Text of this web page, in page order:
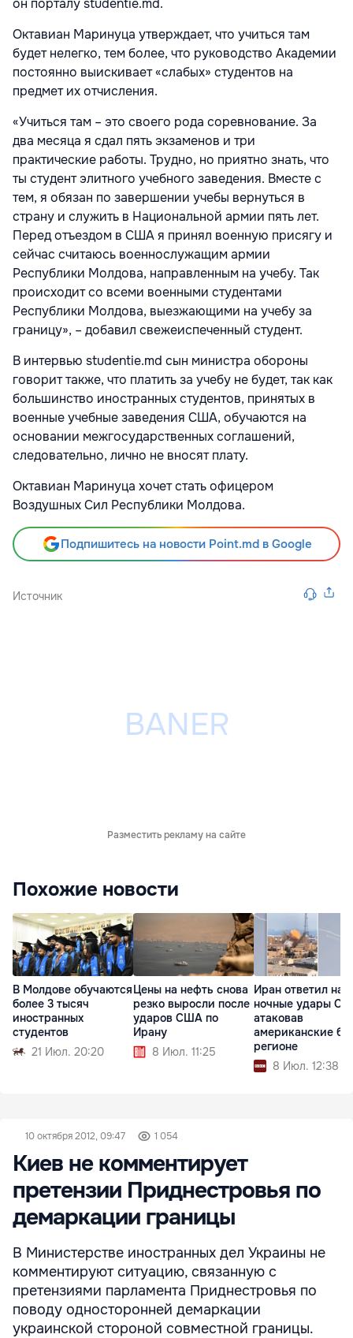
Октавиан Маринуца утверждает, что учиться там
будет нелегко, тем более, что руководство Академии
постоянно выискивает «слабых» студентов на
предмет их отчисления.
«Учиться там – это своего рода соревнование. За
два месяца я сдал пять экзаменов и три
практические работы. Трудно, но приятно знать, что
ты студент элитного учебного заведения. Вместе с
тем, я обязан по завершении учебы вернуться в
страну и служить в Национальной армии пять лет.
Перед отъездом в США я принял военную присягу и
сейчас считаюсь военнослужащим армии
Республики Молдова, направленным на учебу. Так
происходит со всеми военными студентами
Республики Молдова, выезжающими на учебу за
границу», – добавил свежеиспеченный студент.
В интервью studentie.md сын министра обороны
говорит также, что платить за учебу не будет, так как
большинство иностранных студентов, принятых в
военные учебные заведения США, обучаются на
основании межгосударственных соглашений,
следовательно, лично не вносят плату.
Октавиан Маринуца хочет стать офицером
Воздушных Сил Республики Молдова.
Подпишитесь на новости Point.md в Google
Источник
Разместить рекламу на сайте
Похожие новости
В Молдове обучаются
более 3 тысяч
иностранных
студентов
21 Июл. 20:20
Цены на нефть снова
резко выросли после
ударов США по
Ирану
8 Июл. 11:25
Иран ответил на
ночные удары
атаковав
американские
регионе
8 Июл. 12:38
10 октября 2012, 09:47 1 054
Киев не комментирует
претензии Приднестровья по
демаркации границы
В Министерстве иностранных дел Украины не
комментируют ситуацию, связанную с
претензиями парламента Приднестровья по
поводу односторонней демаркации
украинской стороной совместной границы.